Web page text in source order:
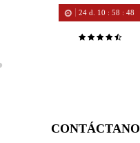
24 d. 10 :58 :48